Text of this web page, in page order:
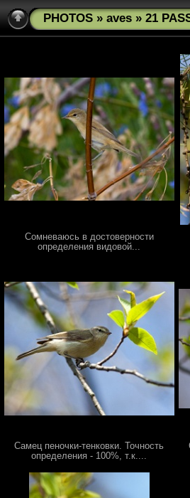
PHOTOS » aves » 21
Сомневаюсь в достоверности
определения видовой...
Самец пеночки-тенковки. Точность
определения - 100%, т.к....